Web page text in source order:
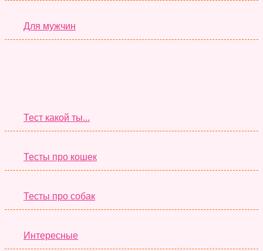
Для мужчин
Тест какой ты...
Тесты про кошек
Тесты про собак
Интересные